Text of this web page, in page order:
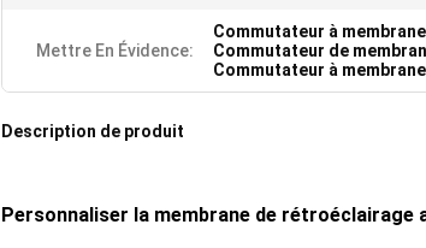
Mettre En Évidence:
Commutateur à
Commutateur de
Commutateur à
Description de produit
Personnaliser la membrane de